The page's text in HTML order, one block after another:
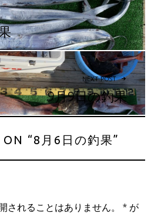
NEXT POST
9月9日の釣果
“8月6日の釣果”
されることはありません。 *が